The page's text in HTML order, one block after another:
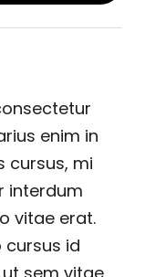
enim in
cursus, mi
interdum
vitae erat.
cursus id